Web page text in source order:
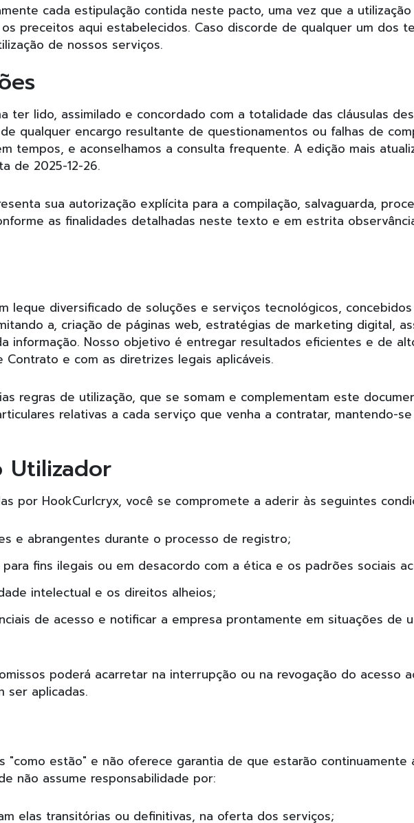
cada estipulação contida neste pacto, uma vez que a
preceitos aqui estabelecidos. Caso discorde de qualquer um dos
de nossos serviços.
ter lido, assimilado e concordado com a totalidade das cláusulas
qualquer encargo resultante de questionamentos ou falhas de
tempos, e aconselhamos a consulta frequente. A edição mais
de 2025-12-26.
sua autorização explícita para a compilação, salvaguarda,
as finalidades detalhadas neste texto e em estrita
leque diversificado de soluções e serviços tecnológicos,
a, criação de páginas web, estratégias de marketing digital,
informação. Nosso objetivo é entregar resultados eficientes e de
e com as diretrizes legais aplicáveis.
regras de utilização, que se somam e complementam este
relativas a cada serviço que venha a contratar, mantendo-
Utilizador
por HookCurlcryx, você se compromete a aderir às seguintes
e abrangentes durante o processo de registro;
fins ilegais ou em desacordo com a ética e os padrões sociais
intelectual e os direitos alheios;
de acesso e notificar a empresa prontamente em situações de
poderá acarretar na interrupção ou na revogação do acesso
ser aplicadas.
"como estão" e não oferece garantia de que estarão continuamente
não assume responsabilidade por:
elas transitórias ou definitivas, na oferta dos serviços;